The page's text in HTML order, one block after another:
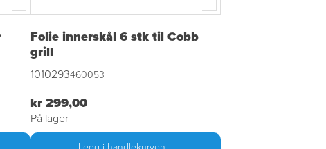
Folie innerskål 6 stk til Cobb
grill
1010293460053
kr 299,00
På lager
Legg i handlekurven